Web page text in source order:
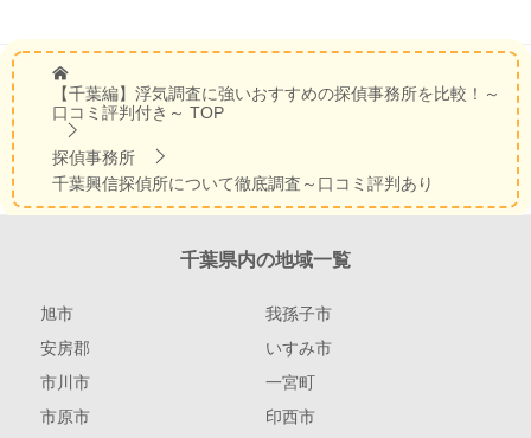
【千葉編】浮気調査に強いおすすめの探偵事務所を比較！～
口コミ評判付き～ TOP
探偵事務所
千葉興信探偵所について徹底調査～口コミ評判あり
千葉県内の地域一覧
旭市
我孫子市
安房郡
いすみ市
市川市
一宮町
市原市
印西市